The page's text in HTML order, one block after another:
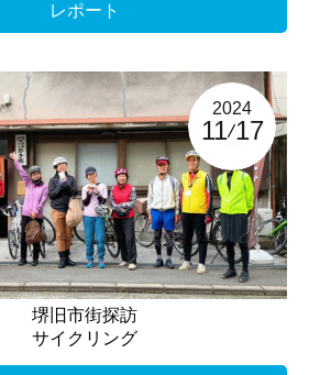
レポート
2024
11 17
堺旧市街探訪
サイクリング